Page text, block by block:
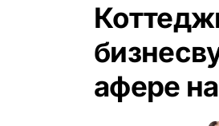
афере